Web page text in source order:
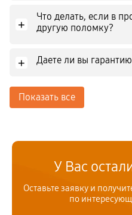
+
Что делать, если в
другую поломку?
+ Даете ли вы
Показать все
У Вас
Оставьте заявку и
по